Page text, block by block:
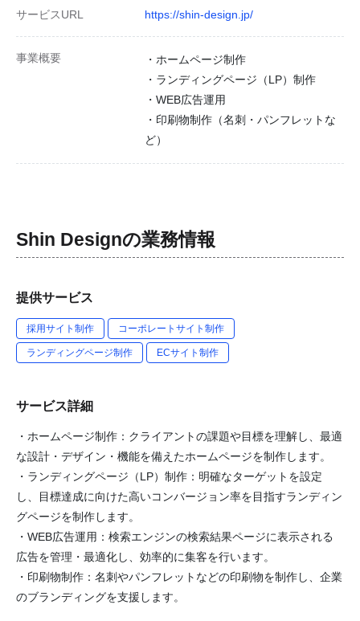
サービスURL https://shin-design.jp/
事業概要
・ホームページ制作
・ランディングページ（LP）制作
・WEB広告運用
・印刷物制作（名刺・パンフレットな
ど）
Shin Designの業務情報
提供サービス
採用サイト制作 コーポレートサイト制作
ランディングページ制作 ECサイト制作
サービス詳細
・ホームページ制作：クライアントの課題や目標を理解し、最適
な設計・デザイン・機能を備えたホームページを制作します。
・ランディングページ（LP）制作：明確なターゲットを設定
し、目標達成に向けた高いコンバージョン率を目指すランディン
グページを制作します。
・WEB広告運用：検索エンジンの検索結果ページに表示される
広告を管理・最適化し、効率的に集客を行います。
・印刷物制作：名刺やパンフレットなどの印刷物を制作し、企業
のブランディングを支援します。